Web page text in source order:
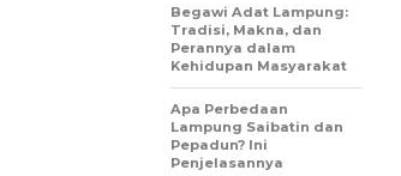
Begawi Adat Lampung:
Tradisi, Makna, dan
Perannya dalam
Kehidupan Masyarakat
Apa Perbedaan
Lampung Saibatin dan
Pepadun? Ini
Penjelasannya